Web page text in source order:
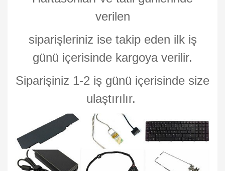
verilen
siparişleriniz ise takip eden ilk iş
günü içerisinde kargoya verilir.
Siparişiniz 1-2 iş günü içerisinde size
ulaştırılır.